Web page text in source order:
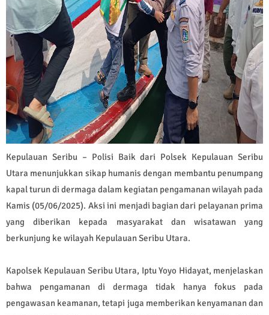
Kepulauan Seribu – Polisi Baik dari Polsek Kepulauan Seribu
Utara menunjukkan sikap humanis dengan membantu penumpang
kapal turun di dermaga dalam kegiatan pengamanan wilayah pada
Kamis (05/06/2025). Aksi ini menjadi bagian dari pelayanan prima
yang diberikan kepada masyarakat dan wisatawan yang
berkunjung ke wilayah Kepulauan Seribu Utara.
Kapolsek Kepulauan Seribu Utara, Iptu Yoyo Hidayat, menjelaskan
bahwa pengamanan di dermaga tidak hanya fokus pada
pengawasan keamanan, tetapi juga memberikan kenyamanan dan